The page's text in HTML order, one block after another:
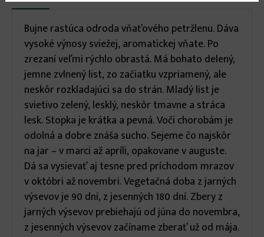
infoskarta)
Bujne rastúca odroda vňaťového petržlenu. Dáva
vysoké výnosy sviežej, aromatickej vňate. Po
zrezaní veľmi rýchlo obrastá. Má bohato delený,
jemne zvlnený list, zo začiatku vzpriamený, ale
neskôr rozkladajúci sa do strán. Mladý list je
svietivo zelený, lesklý, neskôr tmavne a stráca
lesk. Stopka je krátka a pevná. Voči chorobám je
odolná a dobre znáša sucho. Sejeme čo najskôr
na jar – v marci až apríli, opakovane v auguste.
Dá sa vysievať aj tesne pred príchodom mrazov
v októbri až novembri. Vegetačná doba z jarných
výsevov je 90 dní, z jesenných 180 dní. Zbery z
jarných výsevov prebiehajú od júna do novembra,
z jesenných výsevov začíname zberať už od mája.